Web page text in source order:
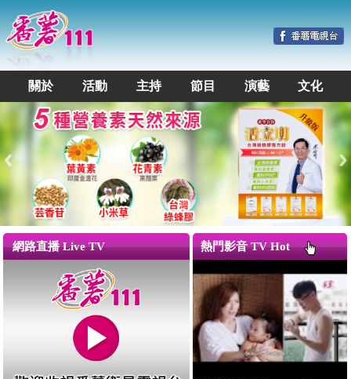
關於 活動 主持 節目 演藝 文化
網路直播 Live TV 熱門影音 TV Hot